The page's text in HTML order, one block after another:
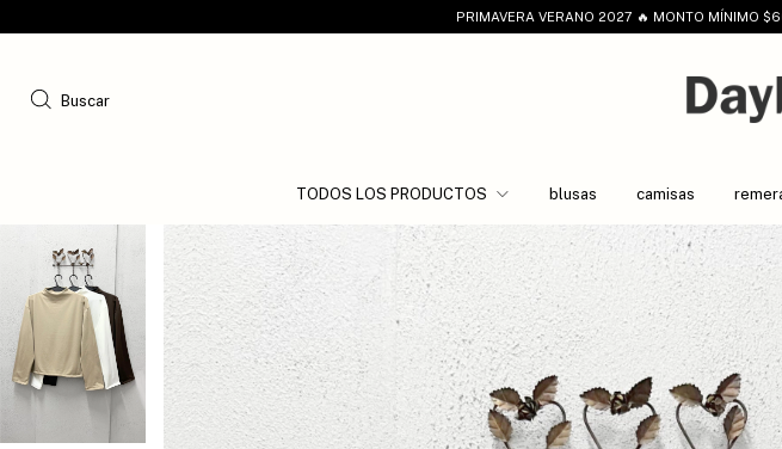
PRIMAVERA VERANO 2027 🔥 MONTO MÍNIMO
Buscar
TODOS LOS PRODUCTOS blusas camisas